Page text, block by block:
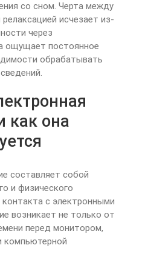
со сном. Черта между
исчезает из-
через
ощущает постоянное
обрабатывать
как она
составляет собой
и физического
с электронными
возникает не только от
перед монитором,
компьютерной